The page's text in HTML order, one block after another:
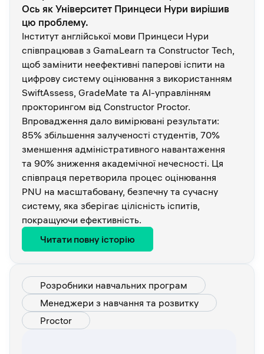
Ось як Університет Принцеси Нури вирішив
цю проблему.
Інститут англійської мови Принцеси Нури
співпрацював з GamaLearn та Constructor Tech,
щоб замінити неефективні паперові іспити на
цифрову систему оцінювання з використанням
SwiftAssess, GradeMate та AI-управлінням
прокторингом від Constructor Proctor.
Впровадження дало вимірювані результати:
85% збільшення залученості студентів, 70%
зменшення адміністративного навантаження
та 90% зниження академічної нечесності. Ця
співпраця перетворила процес оцінювання
PNU на масштабовану, безпечну та сучасну
систему, яка зберігає цілісність іспитів,
покращуючи ефективність.
Читати повну історію
Розробники навчальних програм
Менеджери з навчання та розвитку
Proctor